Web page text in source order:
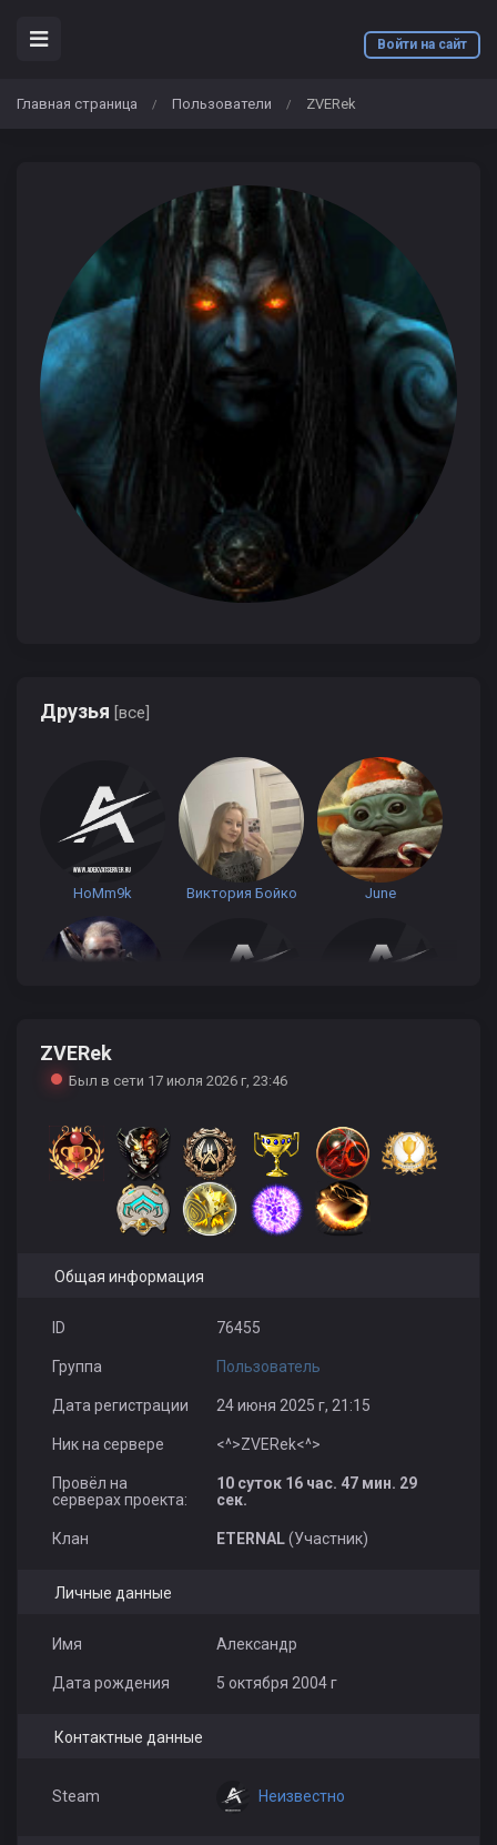
Войти на сайт
Главная страница / Пользователи / ZVERek
Друзья [все]
HoMm9k Виктория Бойко June
Ligalas
antibiotik divan4k ionrosca1996
_99xp_ KotTplay
ZVERek
Был в сети 17 июля 2026 г, 23:46
Общая информация
ID 76455
Группа Пользователь
Дата регистрации 24 июня 2025 г, 21:15
Ник на сервере <^>ZVERek<^>
Провёл на
серверах проекта:
10 суток 16 час. 47 мин. 29
сек.
Клан ETERNAL(Участник)
Личные данные
Имя Александр
Дата рождения 5 октября 2004 г
Контактные данные
Steam Неизвестно